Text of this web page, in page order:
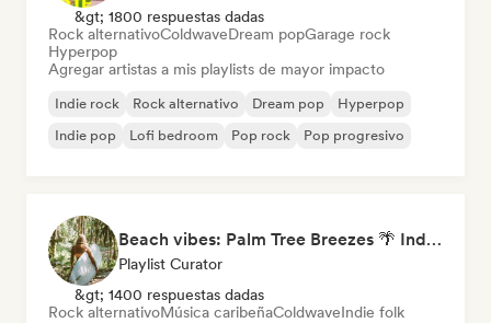
&gt; 1800 respuestas dadas
Rock alternativoColdwaveDream popGarage rock
Hyperpop
Agregar artistas a mis playlists de mayor impacto
Indie rock Rock alternativo Dream pop
Hyperpop
Indie pop
Lofi bedroom Pop rock Pop progresivo
Beach vibes: Palm Tree Breezes 🌴 Indie Folk, Acoustic & Singer-Songwriter
Playlist Curator
&gt; 1400 respuestas dadas
Rock alternativoMúsica caribeñaColdwaveIndie folk